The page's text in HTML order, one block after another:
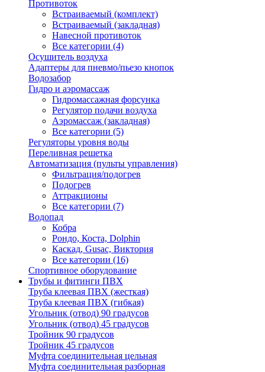
Противоток
Встраиваемый (комплект)
Встраиваемый (закладная)
Навесной противоток
Все категории (4)
Осушитель воздуха
Адаптеры для пневмо/пьезо кнопок
Водозабор
Гидро и аэромассаж
Гидромассажная форсунка
Регулятор подачи воздуха
Аэромассаж (закладная)
Все категории (5)
Регуляторы уровня воды
Переливная решетка
Автоматизация (пульты управления)
Фильтрация/подогрев
Подогрев
Аттракционы
Все категории (7)
Водопад
Кобра
Рондо, Коста, Dolphin
Каскад, Gusac, Виктория
Все категории (16)
Спортивное оборудование
Трубы и фитинги ПВХ
Труба клеевая ПВХ (жесткая)
Труба клеевая ПВХ (гибкая)
Угольник (отвод) 90 градусов
Угольник (отвод) 45 градусов
Тройник 90 градусов
Тройник 45 градусов
Муфта соединительная цельная
Муфта соединительная разборная